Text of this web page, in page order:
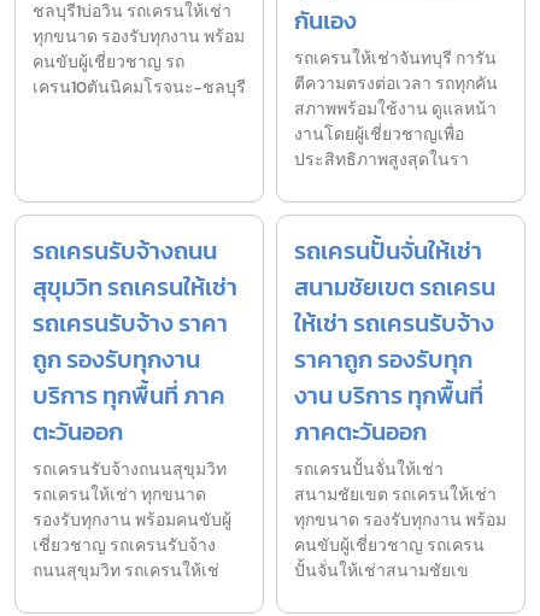
ชลบุรี1บ่อวิน รถเครนให้เช่า
ทุกขนาด รองรับทุกงาน พร้อม
คนขับผู้เชี่ยวชาญ รถ
เครน10ตันนิคมโรจนะ-ชลบุรี
กันเอง
รถเครนให้เช่าจันทบุรี การัน
ตีความตรงต่อเวลา รถทุกคัน
สภาพพร้อมใช้งาน ดูแลหน้า
งานโดยผู้เชี่ยวชาญเพื่อ
ประสิทธิภาพสูงสุดในรา
รถเครนรับจ้างถนน
สุขุมวิท รถเครนให้เช่า
รถเครนรับจ้าง ราคา
ถูก รองรับทุกงาน
บริการ ทุกพื้นที่ ภาค
ตะวันออก
รถเครนรับจ้างถนนสุขุมวิท
รถเครนให้เช่า ทุกขนาด
รองรับทุกงาน พร้อมคนขับผู้
เชี่ยวชาญ รถเครนรับจ้าง
ถนนสุขุมวิท รถเครนให้เช่
รถเครนปั้นจั่นให้เช่า
สนามชัยเขต รถเครน
ให้เช่า รถเครนรับจ้าง
ราคาถูก รองรับทุก
งาน บริการ ทุกพื้นที่
ภาคตะวันออก
รถเครนปั้นจั่นให้เช่า
สนามชัยเขต รถเครนให้เช่า
ทุกขนาด รองรับทุกงาน พร้อม
คนขับผู้เชี่ยวชาญ รถเครน
ปั้นจั่นให้เช่าสนามชัยเข